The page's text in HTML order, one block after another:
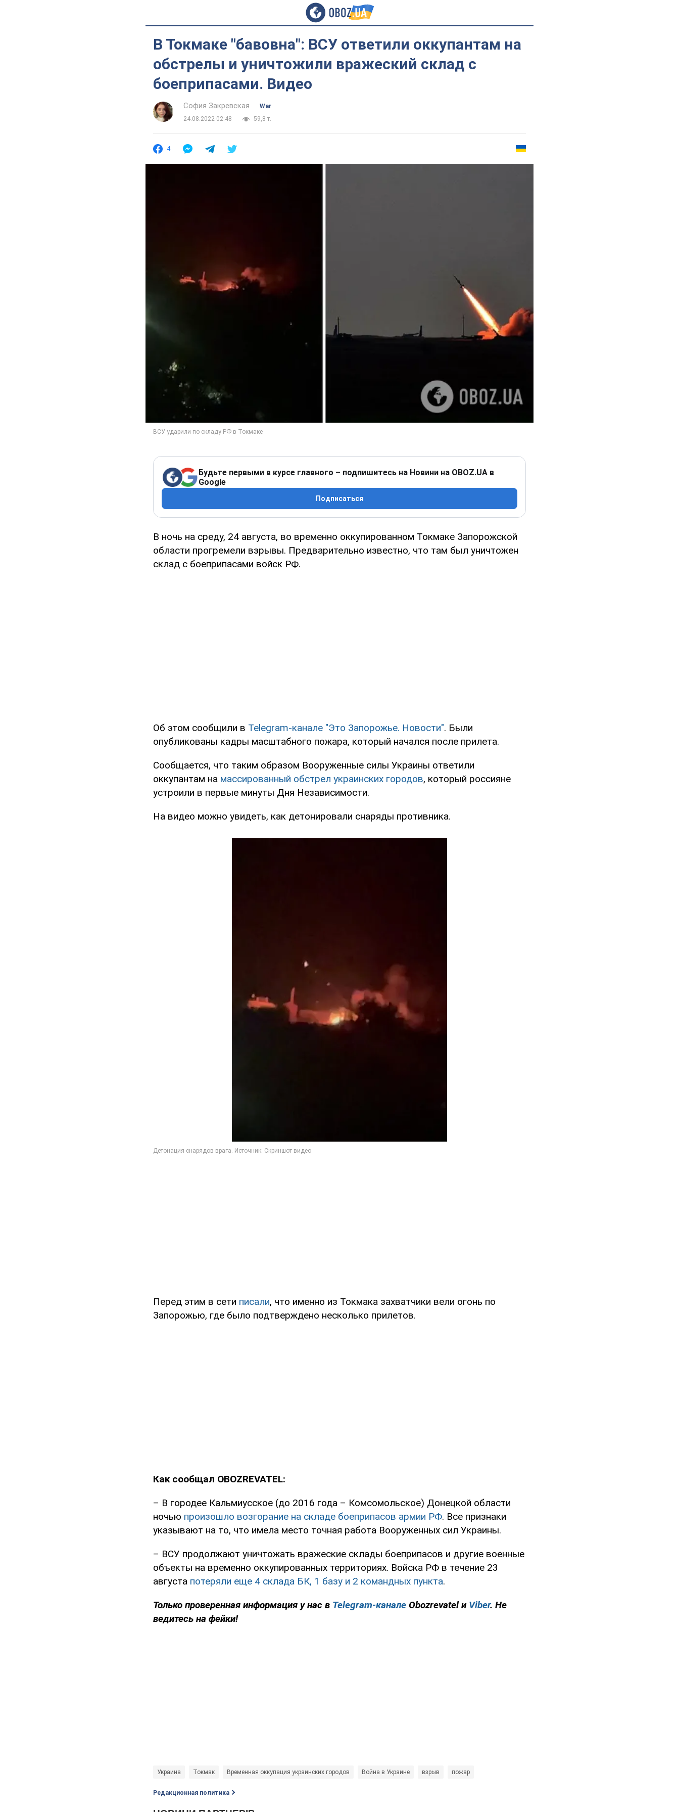
В Токмаке "бавовна": ВСУ ответили оккупантам на
обстрелы и уничтожили вражеский склад с
боеприпасами. Видео
София Закревская
War
24.08.2022 02:48
59,8 т.
4
Будьте первыми в курсе главного – подпишитесь на Новини на OBOZ.UA в
Google
Подписаться
В ночь на среду, 24 августа, во временно оккупированном Токмаке Запорожской
области прогремели взрывы. Предварительно известно, что там был уничтожен
склад с боеприпасами войск РФ.
Об этом сообщили в Telegram-канале "Это Запорожье. Новости". Были
опубликованы кадры масштабного пожара, который начался после прилета.
Сообщается, что таким образом Вооруженные силы Украины ответили
оккупантам на массированный обстрел украинских городов, который россияне
устроили в первые минуты Дня Независимости.
На видео можно увидеть, как детонировали снаряды противника.
Перед этим в сети писали, что именно из Токмака захватчики вели огонь по
Запорожью, где было подтверждено несколько прилетов.
Как сообщал OBOZREVATEL:
– В городее Кальмиусское (до 2016 года – Комсомольское) Донецкой области
ночью произошло возгорание на складе боеприпасов армии РФ. Все признаки
указывают на то, что имела место точная работа Вооруженных сил Украины.
– ВСУ продолжают уничтожать вражеские склады боеприпасов и другие военные
объекты на временно оккупированных территориях. Войска РФ в течение 23
августа потеряли еще 4 склада БК, 1 базу и 2 командных пункта.
Только проверенная информация у нас в Telegram-канале Obozrevatel и Viber. Не
ведитесь на фейки!
Украина Токмак Временная оккупация украинских городов Война в Украине взрыв пожар
Редакционная политика